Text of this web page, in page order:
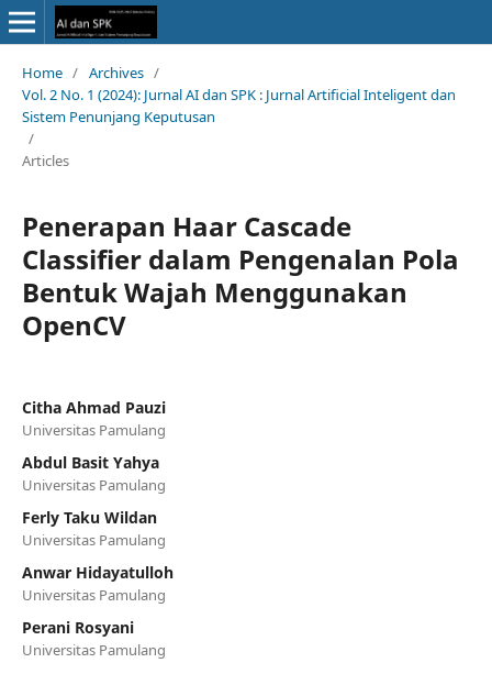
Home / Archives /
Vol. 2 No. 1 (2024): Jurnal AI dan SPK : Jurnal Artificial Inteligent dan
Sistem Penunjang Keputusan
/
Articles
Penerapan Haar Cascade
Classifier dalam Pengenalan Pola
Bentuk Wajah Menggunakan
OpenCV
Citha Ahmad Pauzi
Universitas Pamulang
Abdul Basit Yahya
Universitas Pamulang
Ferly Taku Wildan
Universitas Pamulang
Anwar Hidayatulloh
Universitas Pamulang
Perani Rosyani
Universitas Pamulang